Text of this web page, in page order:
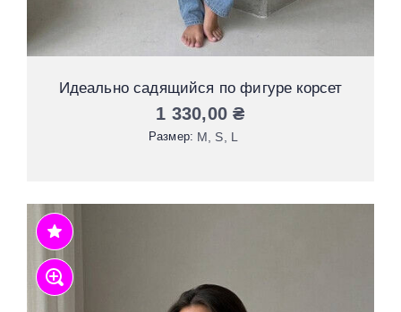
Идеально садящийся по фигуре корсет
1 330,00₴
Размер: М S L